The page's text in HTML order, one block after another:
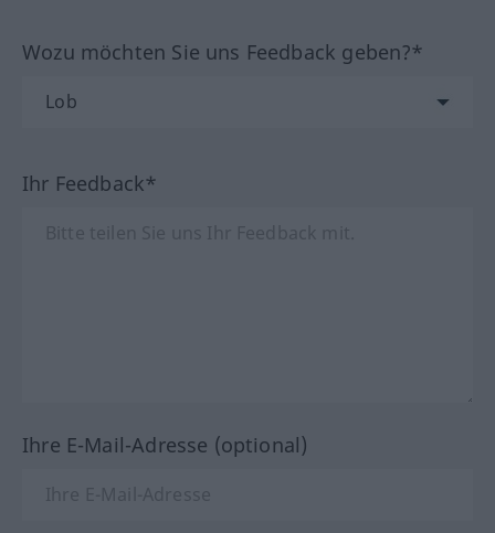
Wozu möchten Sie uns Feedback geben?*
Ihr Feedback*
Ihre E-Mail-Adresse (optional)